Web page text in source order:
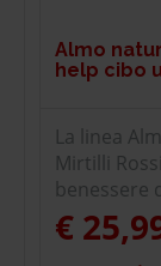
Almo
help cibo
La linea
Mirtilli
benessere
€